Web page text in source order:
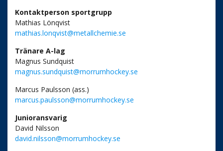
Kontaktperson sportgrupp
Mathias Lönqvist
mathias.lonqvist@metallchemie.se
Tränare A-lag
Magnus Sundquist
magnus.sundquist@morrumhockey.se
Marcus Paulsson (ass.)
marcus.paulsson@morrumhockey.se
Junioransvarig
David Nilsson
david.nilsson@morrumhockey.se